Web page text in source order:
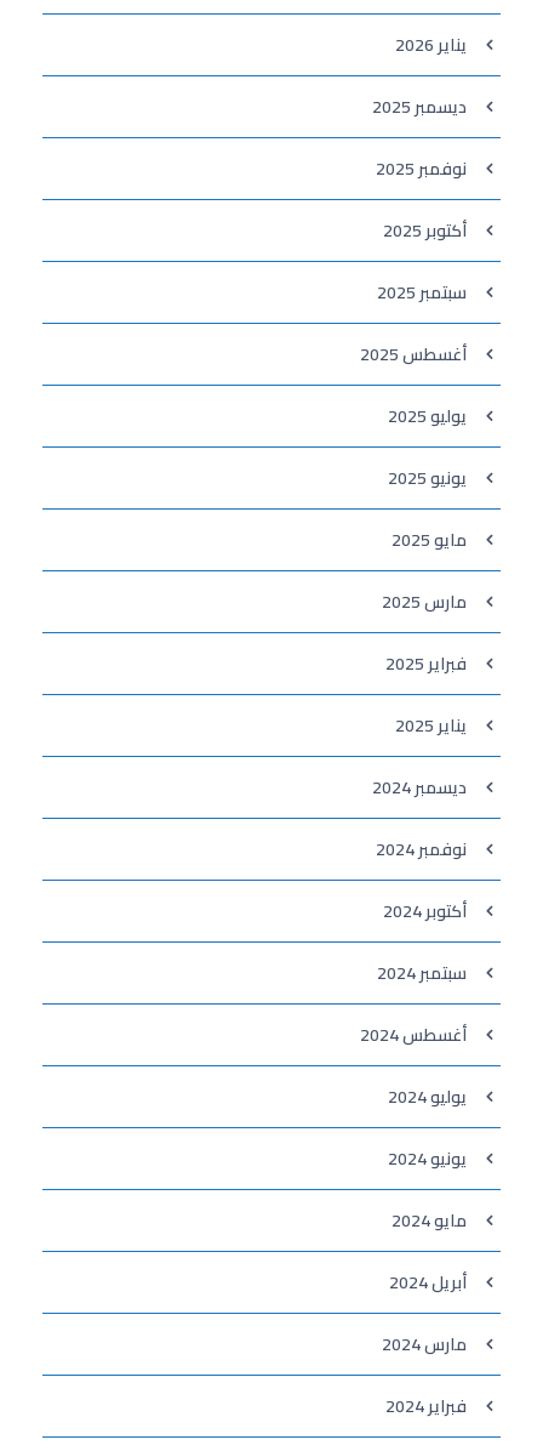
يناير 2026
ديسمبر 2025
نوفمبر 2025
أكتوبر 2025
سبتمبر 2025
أغسطس 2025
يوليو 2025
يونيو 2025
مايو 2025
مارس 2025
فبراير 2025
يناير 2025
ديسمبر 2024
نوفمبر 2024
أكتوبر 2024
سبتمبر 2024
أغسطس 2024
يوليو 2024
يونيو 2024
مايو 2024
أبريل 2024
مارس 2024
فبراير 2024